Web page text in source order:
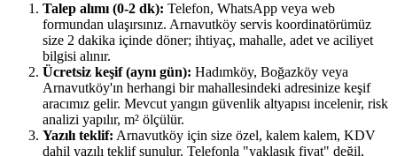
Talep alımı (0-2 dk): Telefon, WhatsApp veya web
formundan ulaşırsınız. Arnavutköy servis koordinatörümüz
size 2 dakika içinde döner; ihtiyaç, mahalle, adet ve aciliyet
bilgisi alınır.
Ücretsiz keşif (aynı gün): Hadımköy, Boğazköy veya
Arnavutköy'ın herhangi bir mahallesindeki adresinize keşif
aracımız gelir. Mevcut yangın güvenlik altyapısı incelenir, risk
analizi yapılır, m² ölçülür.
Yazılı teklif: Arnavutköy için size özel, kalem kalem, KDV
dahil yazılı teklif sunulur. Telefonla "yaklaşık fiyat" değil,